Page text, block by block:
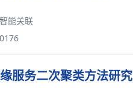
能关联
服务二次聚类方法研究